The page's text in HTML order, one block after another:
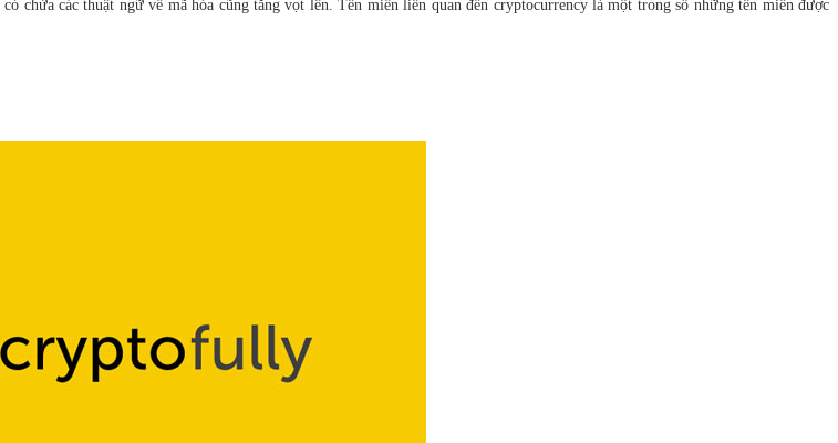
các thuật ngữ về mã hóa cũng tăng vọt lên. Tên miền liên quan đến cryptocurrency là một trong số những tên miền được